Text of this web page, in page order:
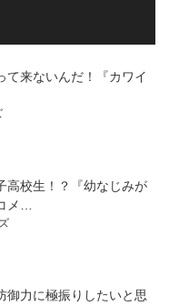
て来ないんだ！『カワイ
高校生！？『幼なじみが
メ…
御力に極振りしたいと思